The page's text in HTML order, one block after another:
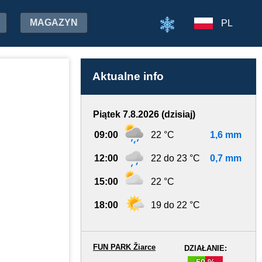
MAGAZYN PL
Aktualne info
Piątek 7.8.2026 (dzisiaj)
09:00 22 °C 1,6 mm
12:00 22 do 23 °C 0,7 mm
15:00 22 °C
18:00 19 do 22 °C
DZIAŁANIE:
FUN PARK Žiarce